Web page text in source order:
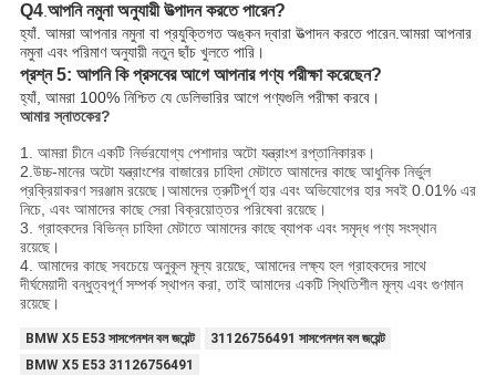
Q4. আপনি নমুনা অনুযায়ী উত্পাদন করতে পারেন?
হ্যাঁ. আমরা আপনার নমুনা বা প্রযুক্তিগত অঙ্কন দ্বারা উত্পাদন করতে পারেন.আমরা আপনার
নমুনা এবং পরিমাণ অনুযায়ী নতুন ছাঁচ খুলতে পারি।
প্রশ্ন 5: আপনি কি প্রসবের আগে আপনার পণ্য পরীক্ষা করেছেন?
হ্যাঁ, আমরা 100% নিশ্চিত যে ডেলিভারির আগে পণ্যগুলি পরীক্ষা করবে।
আমার স্নাতকের?
1. আমরা চীনে একটি নির্ভরযোগ্য পেশাদার অটো যন্ত্রাংশ রপ্তানিকারক।
2 .উচ্চ-মানের অটো যন্ত্রাংশের বাজারের চাহিদা মেটাতে আমাদের কাছে আধুনিক নির্ভুল
প্রক্রিয়াকরণ সরঞ্জাম রয়েছে।আমাদের ত্রুটিপূর্ণ হার এবং অভিযোগের হার সবই 0.01% এর
নিচে, এবং আমাদের কাছে সেরা বিক্রয়োত্তর পরিষেবা রয়েছে।
3. গ্রাহকদের বিভিন্ন চাহিদা মেটাতে আমাদের কাছে ব্যাপক এবং সমৃদ্ধ পণ্য সংস্থান
রয়েছে।
4. আমাদের কাছে সবচেয়ে অনুকূল মূল্য রয়েছে, আমাদের লক্ষ্য হল গ্রাহকদের সাথে
দীর্ঘমেয়াদী বন্ধুত্বপূর্ণ সম্পর্ক স্থাপন করা, তাই আমাদের একটি স্থিতিশীল মূল্য এবং গুণমান
রয়েছে।
BMW X5 E53 সাসপেনশন বল জয়েন্ট
31126756491 সাসপেনশন বল জয়েন্ট
BMW X5 E53 31126756491